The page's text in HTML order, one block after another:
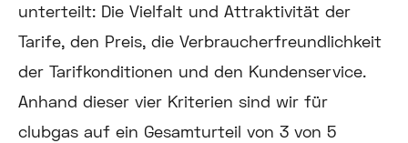
unterteilt: Die Vielfalt und Attraktivität der
Tarife, den Preis, die Verbraucherfreundlichkeit
der Tarifkonditionen und den Kundenservice.
Anhand dieser vier Kriterien sind wir für
clubgas auf ein Gesamturteil von 3 von 5